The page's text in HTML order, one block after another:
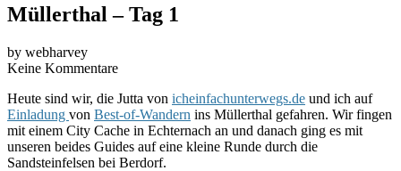
Müllerthal – Tag 1
by webharvey
Keine Kommentare
Heute sind wir, die Jutta von icheinfachunterwegs.de und ich auf
Einladung von Best-of-Wandern ins Müllerthal gefahren. Wir fingen
mit einem City Cache in Echternach an und danach ging es mit
unseren beides Guides auf eine kleine Runde durch die
Sandsteinfelsen bei Berdorf.